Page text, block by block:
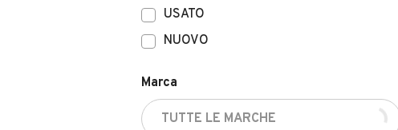
USATO
NUOVO
Marca